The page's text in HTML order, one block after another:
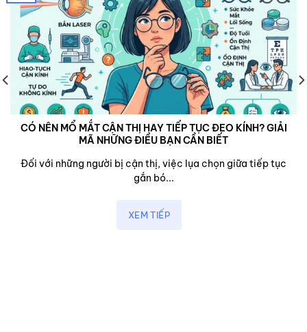
CÓ NÊN MỔ MẮT CẬN THỊ HAY TIẾP TỤC ĐEO KÍNH? GIẢI
MÃ NHỮNG ĐIỀU BẠN CẦN BIẾT
Đối với những người bị cận thị, việc lụa chọn giữa tiếp tục
gắn bó...
XEM TIẾP